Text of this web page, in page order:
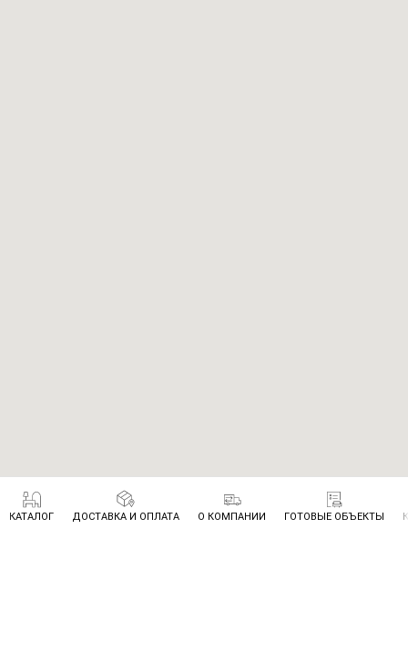
КАТАЛОГ ДОСТАВКА И ОПЛАТА О КОМПАНИИ ГОТОВЫЕ ОБЪЕКТЫ